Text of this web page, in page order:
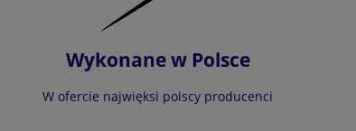
Wykonane w Polsce
W ofercie najwięksi polscy producenci